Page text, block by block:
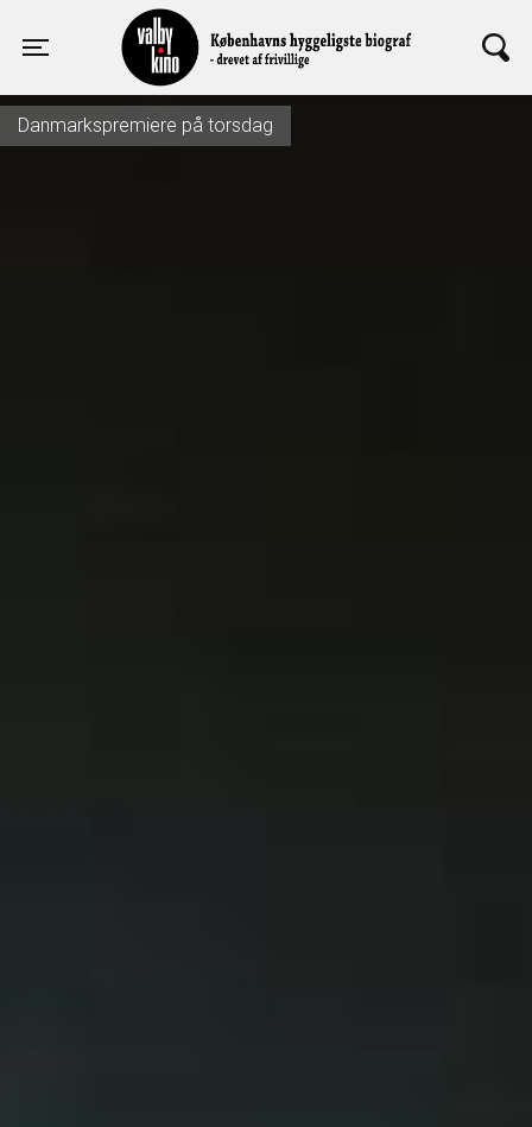
Toggle navigation
Valby Kino
Danmarkspremiere på torsdag